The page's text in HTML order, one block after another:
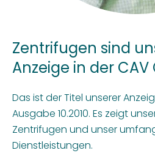
Zentrifugen sind
Anzeige in der CAV
Das ist der Titel unserer
Ausgabe 10.2010. Es zeigt
Zentrifugen und unser
Dienstleistungen.